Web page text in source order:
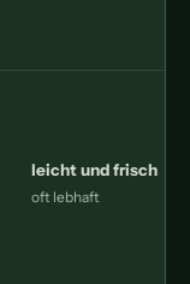
leicht und frisch
oft lebhaft